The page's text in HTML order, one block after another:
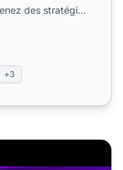
des stratégies
+3
les affiliés Amazon